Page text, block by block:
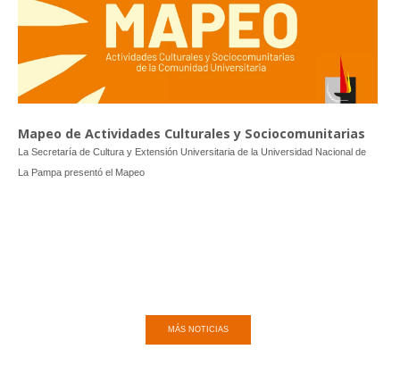
Mapeo de Actividades Culturales y Sociocomunitarias
La Secretaría de Cultura y Extensión Universitaria de la Universidad Nacional de
La Pampa presentó el Mapeo
MÁS NOTICIAS